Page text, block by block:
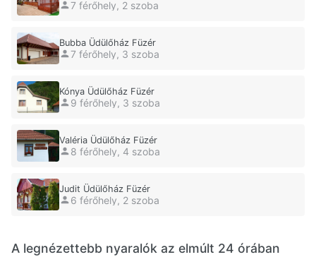
7 férőhely, 2 szoba
Bubba Üdülőház Füzér
7 férőhely, 3 szoba
Kónya Üdülőház Füzér
9 férőhely, 3 szoba
Valéria Üdülőház Füzér
8 férőhely, 4 szoba
Judit Üdülőház Füzér
6 férőhely, 2 szoba
A legnézettebb nyaralók az elmúlt 24 órában